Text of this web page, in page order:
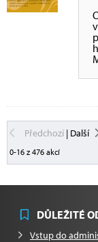
Předchozí| Další
0-16 z 476 akcí
DŮLEŽITÉ
Vstup do